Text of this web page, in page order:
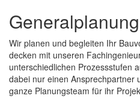
Generalplanung
Wir planen und begleiten Ihr
decken mit unseren
unterschiedlichen Prozessstufen
dabei nur einen Ansprechpartner
ganze Planungsteam für ihr